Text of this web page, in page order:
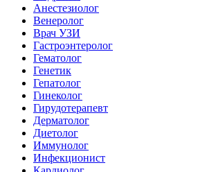
Анестезиолог
Венеролог
Врач УЗИ
Гастроэнтеролог
Гематолог
Генетик
Гепатолог
Гинеколог
Гирудотерапевт
Дерматолог
Диетолог
Иммунолог
Инфекционист